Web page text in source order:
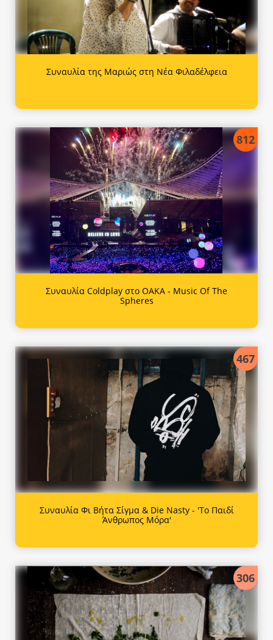
Συναυλία της Μαριώς στη Νέα Φιλαδέλφεια
812
Συναυλία Coldplay στο ΟΑΚΑ - Music Of The
Spheres
467
Συναυλία Φι Βήτα Σίγμα & Die Nasty - 'Το Παιδί
Άνθρωπος Μόρα'
306